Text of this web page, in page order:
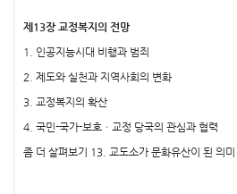
제13장 교정복지의 전망
1. 인공지능시대 비행과 범죄
2. 제도와 실천과 지역사회의 변화
3. 교정복지의 확산
4. 국민-국가-보호ㆍ교정 당국의 관심과 협력
좀 더 살펴보기 13. 교도소가 문화유산이 된 의미